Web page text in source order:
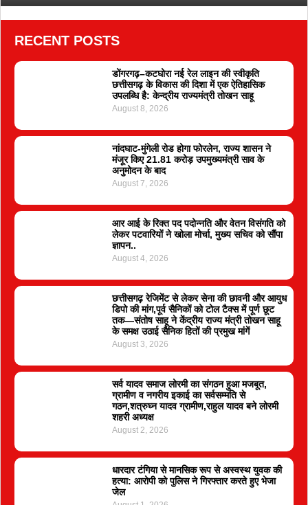
RECENT POSTS
डोंगरगढ़–कटघोरा नई रेल लाइन की स्वीकृति
छत्तीसगढ़ के विकास की दिशा में एक ऐतिहासिक
उपलब्धि है: केन्द्रीय राज्यमंत्री तोखन साहू
August 8, 2026
नांदघाट-मुंगेली रोड होगा फोरलेन, राज्य शासन ने
मंजूर किए 21.81 करोड़ उपमुख्यमंत्री साव के
अनुमोदन के बाद
August 7, 2026
आर आई के रिक्त पद पदोन्नति और वेतन विसंगति को
लेकर पटवारियों ने खोला मोर्चा, मुख्य सचिव को सौंपा
ज्ञापन..
August 4, 2026
छत्तीसगढ़ रेजिमेंट से लेकर सेना की छावनी और आयुध
डिपो की मांग,पूर्व सैनिकों को टोल टैक्स में पूर्ण छूट
तक—संतोष साहू ने केंद्रीय राज्य मंत्री तोखन साहू
के समक्ष उठाई सैनिक हितों की प्रमुख मांगें
August 3, 2026
सर्व यादव समाज लोरमी का संगठन हुआ मजबूत,
ग्रामीण व नगरीय इकाई का सर्वसम्मति से
गठन,शत्रुघ्न यादव ग्रामीण,राहुल यादव बने लोरमी
शहरी अध्यक्ष
August 2, 2026
धारदार टंगिया से मानसिक रूप से अस्वस्थ युवक की
हत्या: आरोपी को पुलिस ने गिरफ्तार करते हुए भेजा
जेल